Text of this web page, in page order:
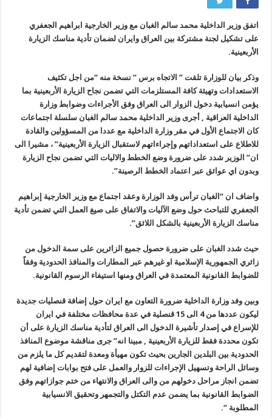
اتفق وزير الداخلية محمد سالم الغبان مع وزير الخارجية ابراهيم الجعفري
على تشكيل لجنة مشتركة بين العراق وايران لضمان تأدية مناسك الزيارة
الأربعينية.
وذكر بيان للوزارة تلقت ” الاتجاه برس ” نسخة منه “من اجل تكثيف
الاستعدادات وتهيئة كافة المستلزمات التي تضمن نجاح الزيارة الأربعينية بما
يؤمن انسيابية دخول الزوار الى العراق وفق الأجراءات وضوابط وزارة
الداخلية العراقية , أجرى وزير الداخلية محمد سالم الغبان سلسلة اجتماعات
كان الاجتماع الأول في مقر وزارة الداخلية مع عددا من المسؤولين والقادة
للاطلاع على استعداداتهم وإجراءاتهم لاستقبال الزيارة الأربعينية” ، مشيرا الى
ان” الوزير شدد على ضرورة وضع الخطط والاليات التي تضمن نجاح الزيارة
وبدون اي عوائق عبر اعتماد الخطط الرصينة”.
واضاف ان “الغبان ترأس وفد الوزارة وعقد اجتماع مع وزير الخارجية إبراهيم
الجعفري للتباحث حول وضع الآليات والاتفاق على صيغ العمل التي تضمن تأدية
مناسك الزيارة الأربعينية بالشكل اللائق”.
حيث شدد الغبان على ضرورة حصول جميع الزائرين على سمة الدخول من
زائري الجمهورية الإسلامية او غيرهم عبر المطارات والمنافذ الحدودية وفقاً
للضوابط القانونية المعتمدة في العراق ومنها استيفاء الرسوم القانونية.
وبين وفد وزارة الداخلية ضرورة التعاون مع ايران حول إضافة قنصليات جديدة
ليكون عددها من 4 الى 15 قنصلية في عدة محافظات مختلفة في ايران
للإسراع في إصدار تأشيرة الدخول الى العراق لتأدية مناسك الزيارة على أن
تكون محددة فقط للزيارة الأربعينية , مبينا انه” جرى مناقشة موضوع المنافذ
الحدودية بين البلدين الجارين بحيث تكون مهيأة ومعدة لتقديم كل ما يلزم من
وسائل الراحة وتسهيل الإجراءات للزوار والعمل على فتح بوابات إضافية لهم
تضمن انجاز مراحل دخولهم من والى العراق والانتهاء من ختم جوازاتهم وفق
الضوابط القانونية بما يضمن عدم التكتل والتجمهر وتحقيق الانسيابية
المطلوبة “.